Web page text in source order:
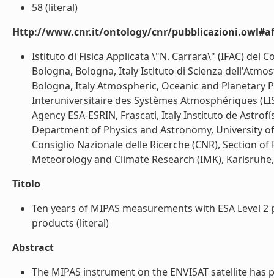
58 (literal)
Http://www.cnr.it/ontology/cnr/
Istituto di Fisica Applicata \"N. Carrara\" (IFAC) del
Bologna, Bologna, Italy Istituto di Scienza
Bologna, Italy Atmospheric, Oceanic and Planetary
Interuniversitaire des Systèmes Atmosphériques
Agency ESA-ESRIN, Frascati, Italy Instituto de
Department of Physics and Astronomy, University
Consiglio Nazionale delle Ricerche (CNR), Section
Meteorology and Climate Research (IMK),
Titolo
Ten years of MIPAS measurements with ESA
products (literal)
Abstract
The MIPAS instrument on the ENVISAT satellite